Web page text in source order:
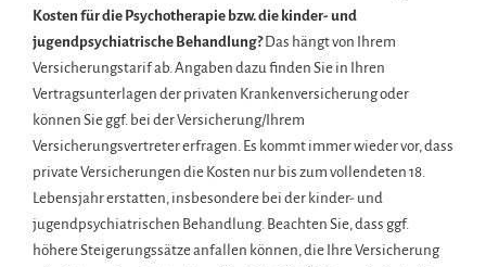
Kosten für die Psychotherapie bzw. die kinder- und
jugendpsychiatrische Behandlung?Das hängt von Ihrem
Versicherungstarif ab. Angaben dazu finden Sie in Ihren
Vertragsunterlagen der privaten Krankenversicherung oder
können Sie ggf. bei der Versicherung/Ihrem
Versicherungsvertreter erfragen. Es kommt immer wieder vor, dass
private Versicherungen die Kosten nur bis zum vollendeten 18.
Lebensjahr erstatten, insbesondere bei der kinder- und
jugendpsychiatrischen Behandlung. Beachten Sie, dass ggf.
höhere Steigerungssätze anfallen können, die Ihre Versicherung